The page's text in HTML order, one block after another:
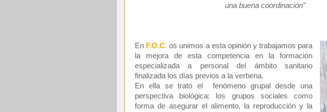
una buena coordinación"
En F.O.C. os unimos a esta opinión y trabajamos para
la mejora de esta competencia en la formación
especializada a personal del ámbito sanitario
finalizada los días previos a la verbena.
En ella se trató el fenómeno grupal desde una
perspectiva biológica: los grupos sociales como
forma de asegurar el alimento, la reproducción y la